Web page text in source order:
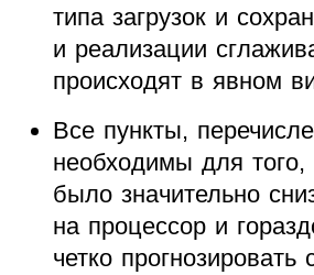
типа загрузок и
и реализации
происходят в явном
Все пункты,
необходимы для
было значительно
на процессор и
четко прогнозировать